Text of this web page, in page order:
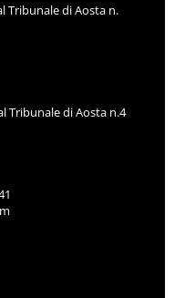
Tribunale di Aosta n.
Tribunale di Aosta n.4